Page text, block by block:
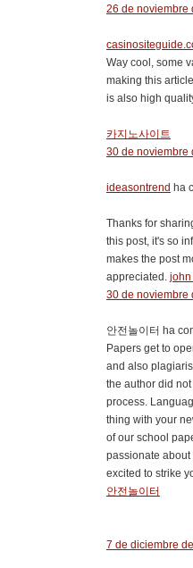
26 de noviembre
Way cool, some
making this
is also high
카지노사이트
30 de noviembre
ideasontrend ha
Thanks for
this post, it's so
makes the post
appreciated. john
30 de noviembre
안전놀이터 ha
Papers get to
and also
the author did
process.
thing with your
of our school
passionate
excited to strike
안전놀이터
7 de diciembre